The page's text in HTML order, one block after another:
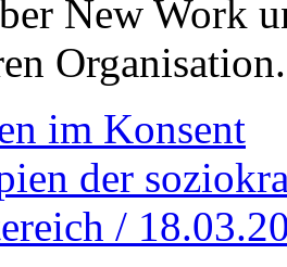
New Work
Organisation.
im Konsent
der
/